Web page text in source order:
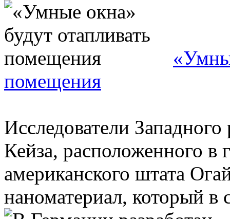
помещения
Исследователи Западного
Кейза, расположенного в
американского штата
наноматериал, который в